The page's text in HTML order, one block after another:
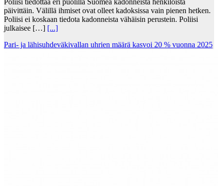
päivittäin. Välillä ihmiset ovat olleet kadoksissa vain pienen hetken.
Poliisi ei koskaan tiedota kadonneista vähäisin perustein. Poliisi
julkaisee […] [...]
Pari- ja lähisuhdeväkivallan uhrien määrä kasvoi 20 % vuonna 2025